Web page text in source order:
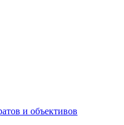
и объективов